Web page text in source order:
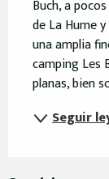
Buch, a
de La Hume
una amplia
camping Les
planas, bien
Seguir